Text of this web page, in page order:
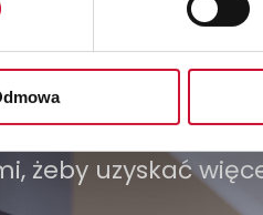
usprawnianie
żeby uzyskać